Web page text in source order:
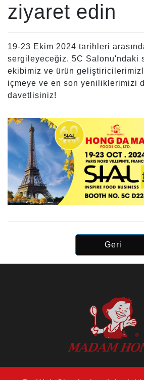
ziyaret edin
19-23 Ekim 2024 tarihleri
sergileyeceğiz. 5C Salonu'ndaki
ekibimiz ve ürün
içmeye ve en son yeniliklerimizi
davetlisiniz!
Geri